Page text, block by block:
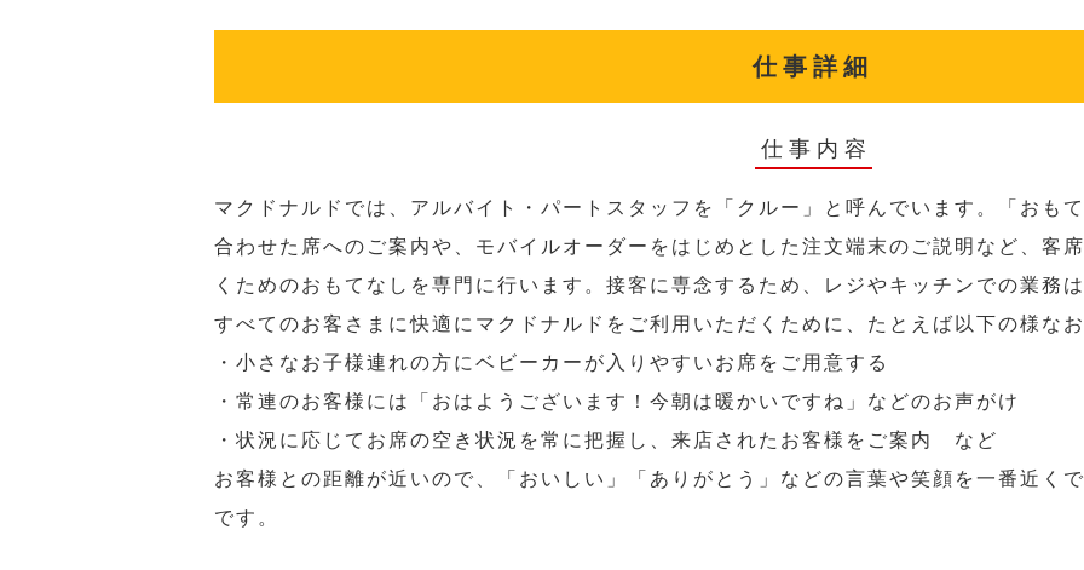
仕事詳細
仕事内容
マクドナルドでは、アルバイト・パートスタッフを「クルー」と呼んでいます。「おも
合わせた席へのご案内や、モバイルオーダーをはじめとした注文端末のご説明など、客
くためのおもてなしを専門に行います。接客に専念するため、レジやキッチンでの業務は
すべてのお客さまに快適にマクドナルドをご利用いただくために、たとえば以下の様な
・小さなお子様連れの方にベビーカーが入りやすいお席をご用意する
・常連のお客様には「おはようございます！今朝は暖かいですね」などのお声がけ
・状況に応じてお席の空き状況を常に把握し、来店されたお客様をご案内 など
お客様との距離が近いので、「おいしい」「ありがとう」などの言葉や笑顔を一番近く
です。